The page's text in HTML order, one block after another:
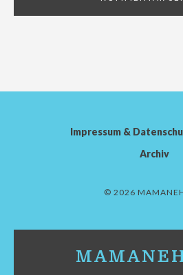
Impressum &
Archiv
© 2026